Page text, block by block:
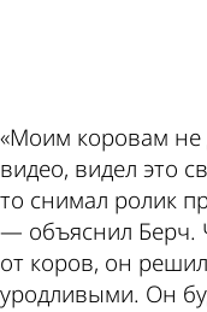
«Моим коровам не
видео, видел это
то снимал ролик
— объяснил Берч.
от коров, он
уродливыми. Он